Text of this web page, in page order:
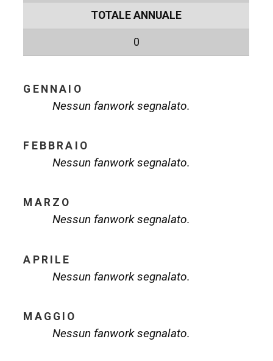
TOTALE ANNUALE
0
GENNAIO
Nessun fanwork segnalato.
FEBBRAIO
Nessun fanwork segnalato.
MARZO
Nessun fanwork segnalato.
APRILE
Nessun fanwork segnalato.
MAGGIO
Nessun fanwork segnalato.